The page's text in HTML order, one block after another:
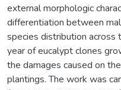
external morphologic
differentiation between
species distribution across
year of eucalypt clones
the damages caused on
plantings. The work was